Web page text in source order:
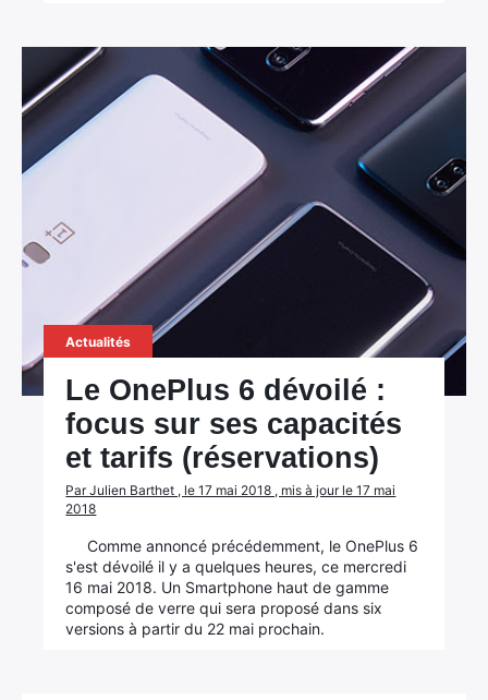
Actualités
Le OnePlus 6 dévoilé :
focus sur ses capacités
et tarifs (réservations)
Par Julien Barthet , le 17 mai 2018 , mis à jour le 17 mai
2018
Comme annoncé précédemment, le OnePlus 6
s'est dévoilé il y a quelques heures, ce mercredi
16 mai 2018. Un Smartphone haut de gamme
composé de verre qui sera proposé dans six
versions à partir du 22 mai prochain.